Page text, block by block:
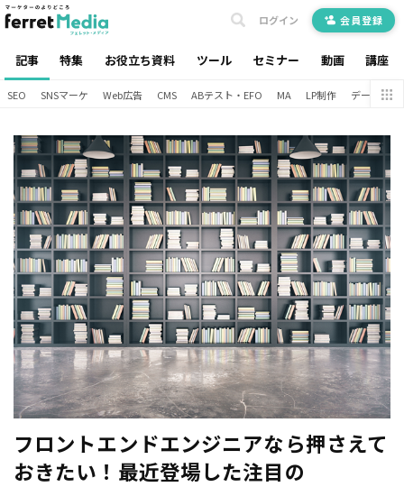
記事 特集 お役立ち資料 ツール セミナー 動画 講座
ログイン 会員登録
SEO SNSマーケ Web広告 CMS ABテスト・EFO MA LP制作 データ分析
フロントエンドエンジニアなら押さえて
おきたい！最近登場した注目の